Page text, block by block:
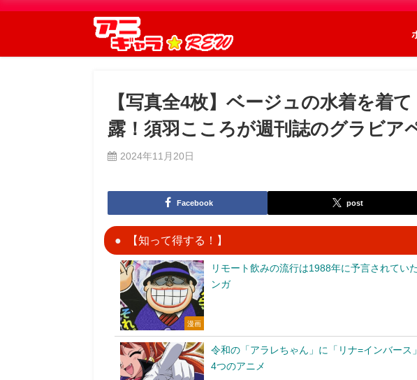
【写真全4枚】ベージュの水着を着
露！須羽こころが週刊誌のグラビア
2024年11月20日
Facebook post
【知って得する！】
漫画
リモート飲みの流行は1988年に予言されて
ンガ
令和の「アラレちゃん」に「リナ=インバー
4つのアニメ